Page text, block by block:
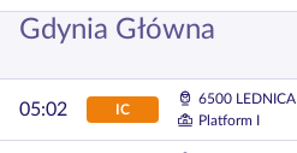
Gdynia Główna
05:02 IC
6500 LEDNICA
Platform I